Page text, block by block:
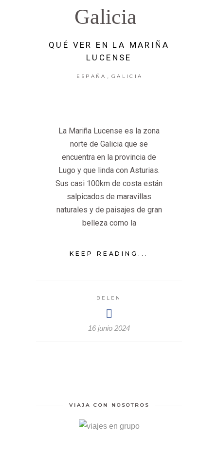
Galicia
QUÉ VER EN LA MARIÑA
LUCENSE
ESPAÑA GALICIA
La Mariña Lucense es la zona
norte de Galicia que se
encuentra en la provincia de
Lugo y que linda con Asturias.
Sus casi 100km de costa están
salpicados de maravillas
naturales y de paisajes de gran
belleza como la
KEEP READING...
BELEN
16 junio 2024
VIAJA CON NOSOTROS